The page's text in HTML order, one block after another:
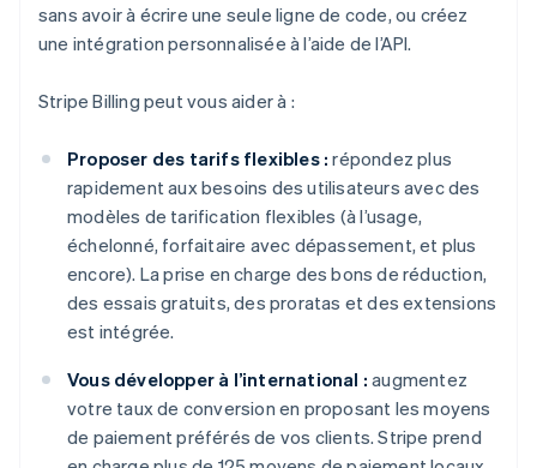
sans avoir à écrire une seule ligne de code, ou créez
une intégration personnalisée à l’aide de l’API.
Stripe Billing peut vous aider à :
Proposer des tarifs flexibles : répondez plus
rapidement aux besoins des utilisateurs avec des
modèles de tarification flexibles (à l’usage,
échelonné, forfaitaire avec dépassement, et plus
encore). La prise en charge des bons de réduction,
des essais gratuits, des proratas et des extensions
est intégrée.
Vous développer à l’international : augmentez
votre taux de conversion en proposant les moyens
de paiement préférés de vos clients. Stripe prend